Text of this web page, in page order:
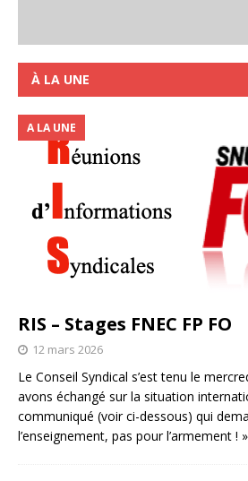
À LA UNE
RIS – Stages FNEC FP FO
A LA UNE
12 mars 2026
Le Conseil Syndical s’est tenu le
avons échangé sur la situation
communiqué (voir ci-dessous) qui
l’enseignement, pas pour l’armement !